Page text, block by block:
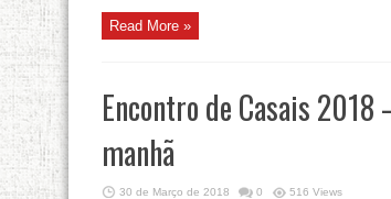
Read More »
Encontro de Casais
manhã
30 de Março de 2018 0 516 Views